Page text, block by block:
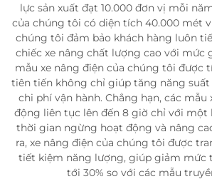
lực sản xuất đạt 10.000 đơn vị mỗi
của chúng tôi có diện tích 40.000 mét
chúng tôi đảm bảo khách hàng luôn
chiếc xe nâng chất lượng cao với mức
mẫu xe nâng điện của chúng tôi được
tiên tiến không chỉ giúp tăng năng
chi phí vận hành. Chẳng hạn, các mẫu
động liên tục lên đến 8 giờ chỉ với một
thời gian ngừng hoạt động và nâng
ra, xe nâng điện của chúng tôi được
tiết kiệm năng lượng, giúp giảm mức
tới 30% so với các mẫu